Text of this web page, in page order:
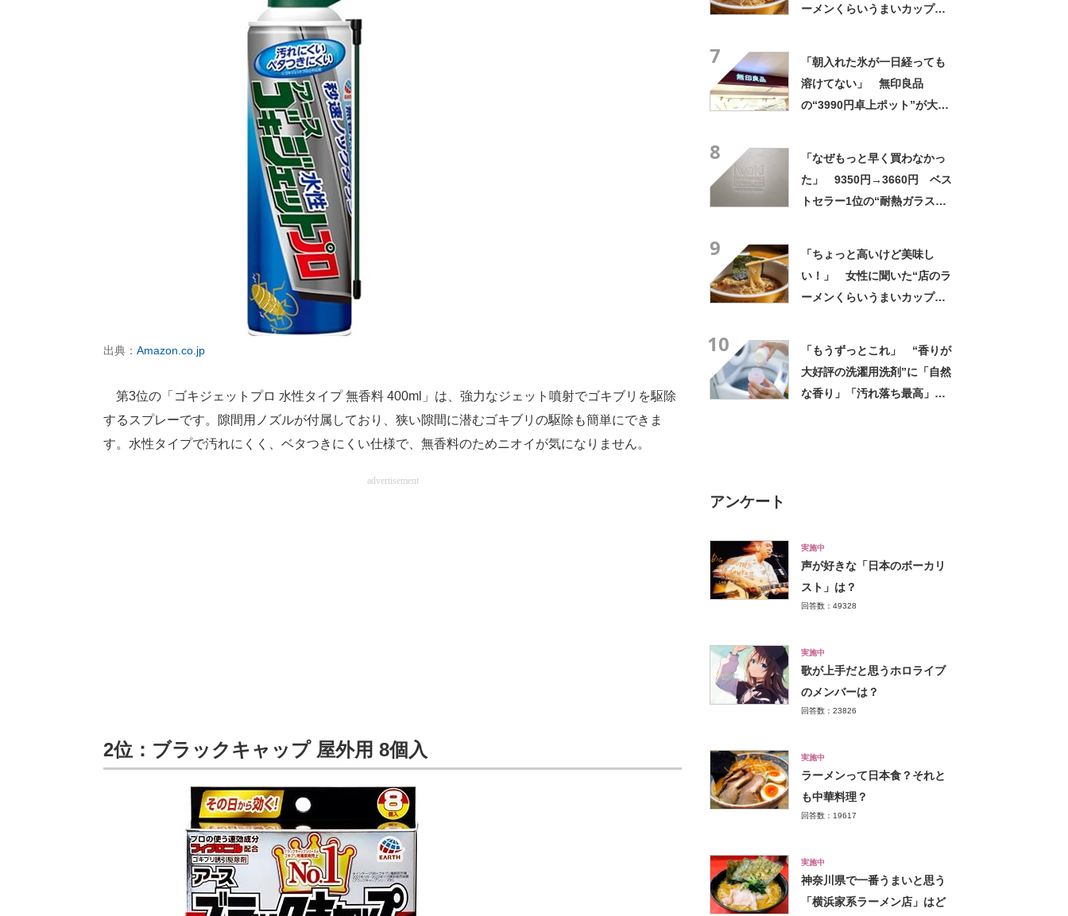
出典： Amazon.co.jp
第3位の「ゴキジェットプロ 水性タイプ 無香料 400ml」は、強力なジェット噴射でゴキブリを駆除
するスプレーです。隙間用ノズルが付属しており、狭い隙間に潜むゴキブリの駆除も簡単にできま
す。水性タイプで汚れにくく、ベタつきにくい仕様で、無香料のためニオイが気になりません。
advertisement
2位：ブラックキャップ 屋外用 8個入
ーメンくらいうまいカップ
7
「朝入れた氷が一日経っても
溶けてない」 無印良品
の“3990円卓上ポット”が大好
8
「なぜもっと早く買わなかっ
た」 9350円→3660円 ベス
トセラー1位の“耐熱ガラス容
9
「ちょっと高いけど美味し
い！」 女性に聞いた“店のラ
ーメンくらいうまいカップ
10
「もうずっとこれ」 “香りが
大好評の洗濯用洗剤”に「自然
な香り」「汚れ落ち最高」
アンケート
実施中
声が好きな「日本のボーカリ
スト」は？
回答数：49328
実施中
歌が上手だと思うホロライブ
のメンバーは？
回答数：23826
実施中
ラーメンって日本食？それと
も中華料理？
回答数：19617
実施中
神奈川県で一番うまいと思う
「横浜家系ラーメン店」はど